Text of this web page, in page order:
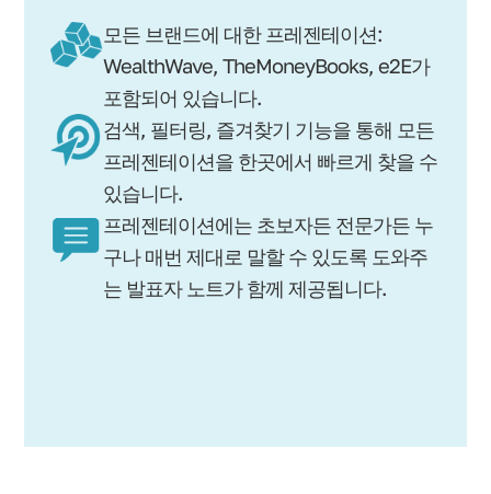
모든 브랜드에 대한 프레젠테이션:
WealthWave, TheMoneyBooks, e2E가
포함되어 있습니다.
검색, 필터링, 즐겨찾기 기능을 통해 모든
프레젠테이션을 한곳에서 빠르게 찾을 수
있습니다.
프레젠테이션에는 초보자든 전문가든 누
구나 매번 제대로 말할 수 있도록 도와주
는 발표자 노트가 함께 제공됩니다.